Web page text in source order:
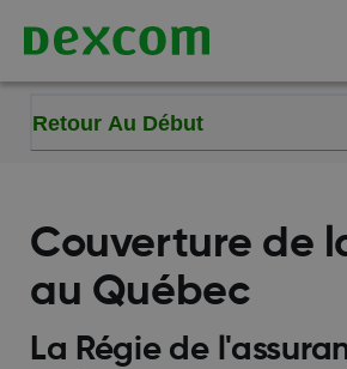
Retour Au Début
Couverture de
au Québec
La Régie de